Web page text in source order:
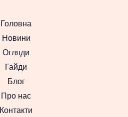
Головна
Новини
Огляди
Гайди
Блог
Про нас
Контакти